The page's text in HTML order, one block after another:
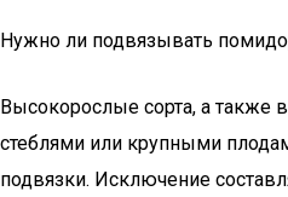
Нужно ли подвязывать
Высокорослые сорта, а также
стеблями или крупными
подвязки. Исключение